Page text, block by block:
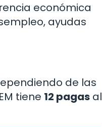
económica
ayudas
de las
tiene 12 pagas al